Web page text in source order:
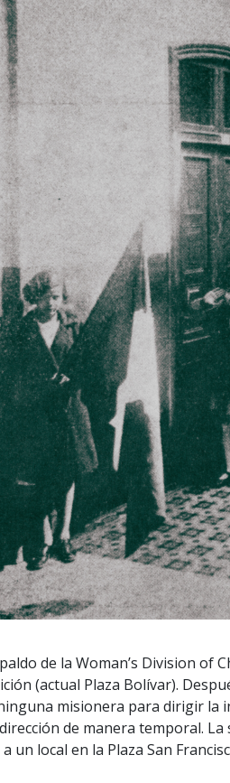
de la Woman’s Division
(actual Plaza Bolívar).
misionera para dirigir la
de manera temporal.
un local en la Plaza San